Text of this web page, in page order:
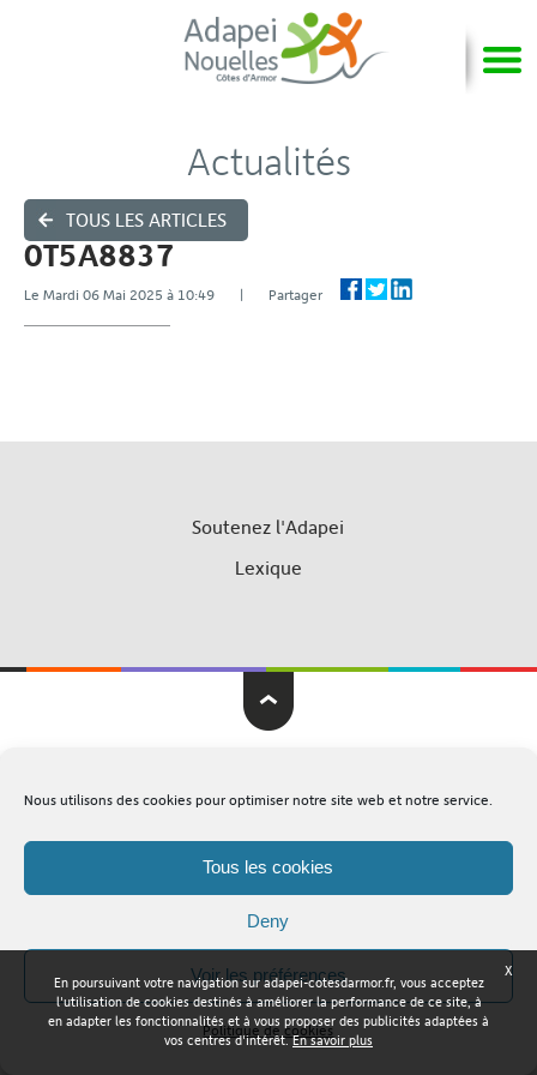
Nous utilisons des cookies pour optimiser notre site web et notre service.
Tous les cookies
Deny
Voir les préférences
Politique de cookies
TOUS LES ARTICLES
Actualités
0T5A8837
Le Mardi 06 Mai 2025 à 10:49 | Partager
Soutenez l'Adapei
Lexique
X
En poursuivant votre navigation sur adapei-cotesdarmor.fr, vous acceptez
l'utilisation de cookies destinés à améliorer la performance de ce site, à
en adapter les fonctionnalités et à vous proposer des publicités adaptées à
vos centres d'intérêt.En savoir plus